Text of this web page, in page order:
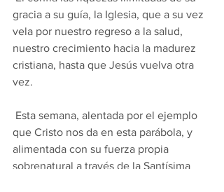
gracia a su guía, la Iglesia, que a su vez
vela por nuestro regreso a la salud,
nuestro crecimiento hacia la madurez
cristiana, hasta que Jesús vuelva otra
vez.
que Cristo nos da en esta parábola, y
alimentada con su fuerza propia
sobrenatural a través de la Santísima